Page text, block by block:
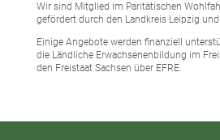
Wir sind Mitglied im Paritätischen
gefördert durch den Landkreis Leipzig
Einige Angebote werden finanziell
die Ländliche Erwachsenenbildung im
den Freistaat Sachsen über EFRE.